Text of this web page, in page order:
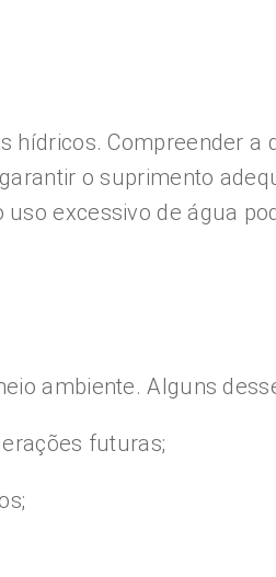
hídricos. Compreender a
o suprimento
excessivo de água
ambiente. Alguns
futuras;